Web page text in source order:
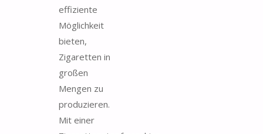
effiziente
Möglichkeit
bieten,
Zigaretten in
großen
Mengen zu
produzieren.
Mit einer